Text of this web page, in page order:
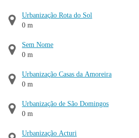
Urbanização Rota do Sol
0 m
Sem Nome
0 m
Urbanização Casas da Amoreira
0 m
Urbanização de São Domingos
0 m
Urbanização Acturi